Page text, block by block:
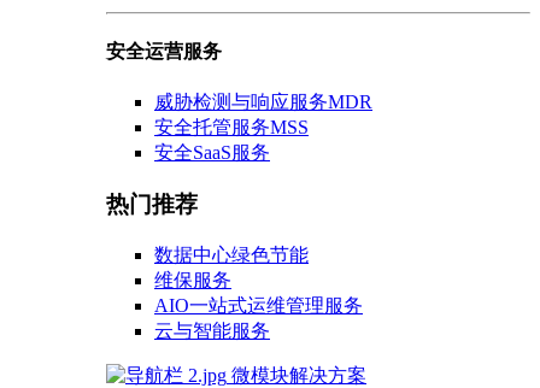
安全运营服务
威胁检测与响应服务MDR
安全托管服务MSS
安全SaaS服务
热门推荐
数据中心绿色节能
维保服务
AIO一站式运维管理服务
云与智能服务
微模块解决方案